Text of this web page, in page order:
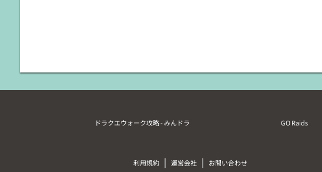
ドラクエウォーク攻略 - みんドラ
GO Raids
利用規約 | 運営会社 | お問い合わせ